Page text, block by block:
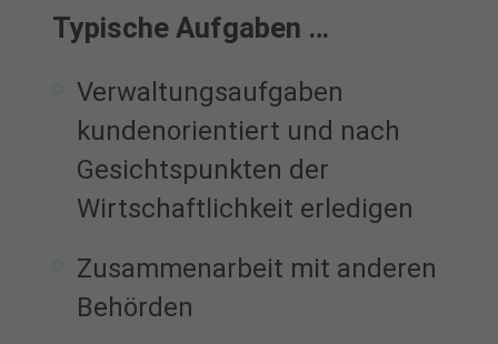
Typische Aufgaben …
Verwaltungsaufgaben
kundenorientiert und nach
Gesichtspunkten der
Wirtschaftlichkeit erledigen
Zusammenarbeit mit anderen
Behörden